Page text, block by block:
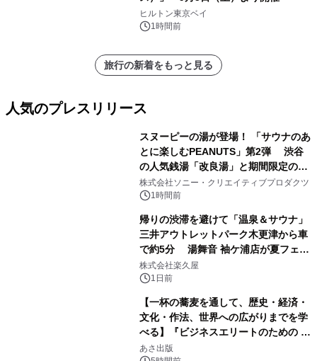
ヒルトン東京ベイ
1時間前
旅行の新着をもっと見る
人気のプレスリリース
スヌーピーの湯が登場！ 「サウナのあ
とに楽しむPEANUTS」第2弾 渋谷
の人気銭湯「改良湯」と期間限定のコ
ラボレーション サウナイキタイコラ
ボグッズも発売決定！
株式会社ソニー・クリエイティブプロダクツ
1時間前
帰りの渋滞を避けて「温泉＆サウナ」
三井アウトレットパーク木更津から車
で約5分 湯舞音 袖ケ浦店が夏フェア
メニューを提供
株式会社楽久屋
1日前
【一杯の蕎麦を通して、歴史・経済・
文化・作法、世界への広がりまでを学
べる】『ビジネスエリートのための 教
養としての蕎麦』2026年8月25日
あさ出版